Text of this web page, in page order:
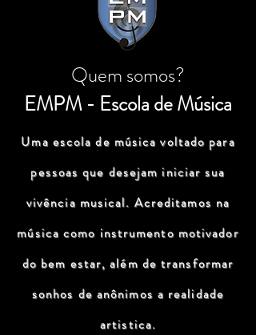
Quem somos?
EMPM - Escola de Música
Uma escola de música voltado para
pessoas que desejam iniciar sua
vivência musical. Acreditamos na
música como instrumento motivador
do bem estar, além de transformar
sonhos de anônimos a realidade
artistica.